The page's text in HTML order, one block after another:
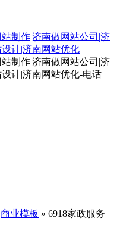
商业模板 » 6918家政服务